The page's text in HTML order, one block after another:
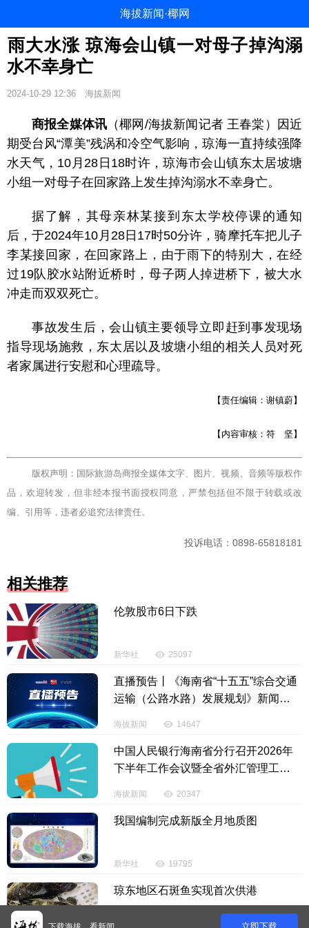
海拔新闻·椰网
​雨大水涨 琼海会山镇一对母子掉沟溺
水不幸身亡
2024-10-29 12:36 海拔新闻
商报全媒体讯 （椰网/海拔新闻记者 王春棠）因近
期受台风“潭美”残涡和冷空气影响，琼海一直持续强降
水天气，10月28日18时许，琼海市会山镇东太居坡塘
小组一对母子在回家路上发生掉沟溺水不幸身亡。
据了解，其母亲林某接到东太学校停课的通知
后，于2024年10月28日17时50分许，骑摩托车把儿子
李某接回家，在回家路上，由于雨下的特别大，在经
过19队胶水站附近桥时，母子两人掉进桥下，被大水
冲走而双双死亡。
事故发生后，会山镇主要领导立即赶到事发现场
指导现场施救，东太居以及坡塘小组的相关人员对死
者家属进行安慰和心理疏导。
【责任编辑：谢镇蔚】
【内容审核：符 坚】
版权声明：国际旅游岛商报全媒体文字、图片、视频、音频等版权作
品，欢迎转发，但非经本报书面授权同意，严禁包括但不限于转载或改
编、引用等，违者必追究法律责任。
投诉电话：0898-65818181
相关推荐
伦敦股市6日下跌
新华社 25097
直播预告丨《海南省“十五五”综合交通
运输（公路水路）发展规划》新闻发
海拔新闻 14647
中国人民银行海南省分行召开2026年
下半年工作会议暨全省外汇管理工作
海拔新闻 20347
我国编制完成新版全月地质图
新华社 19795
琼东地区石斑鱼实现首次供港